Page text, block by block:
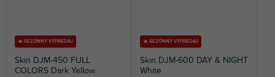
🔥 SEZÓNNY VÝPREDAJ
Skin DJM-450 FULL
COLORS Dark Yellow
🔥 SEZÓNNY VÝPREDAJ
Skin DJM-600 DAY & NIGHT
White